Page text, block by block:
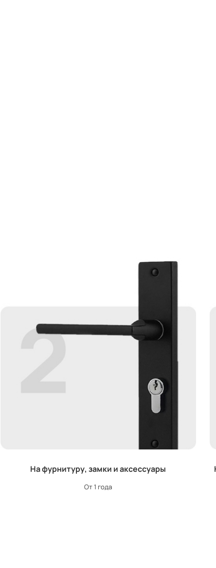
На фурнитуру, замки и аксессуары
От 1 года